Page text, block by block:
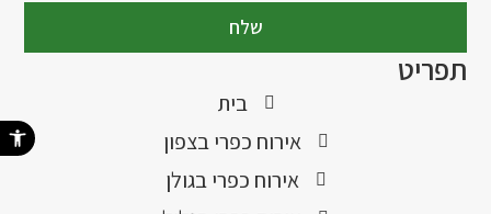
שלח
תפריט
בית
אירוח כפרי בצפון
אירוח כפרי בגולן
פתח סרגל